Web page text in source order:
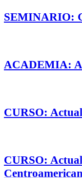
SEMINARIO:
ACADEMIA:
CURSO:
CURSO: